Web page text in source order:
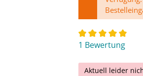
1 Bewertung
Aktuell leider